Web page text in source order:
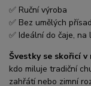
✅ Ruční výroba
✅ Bez umělých
✅ Ideální do čaje,
Švestky se skořicí v
kdo miluje tradiční
zahřátí nebo zimní